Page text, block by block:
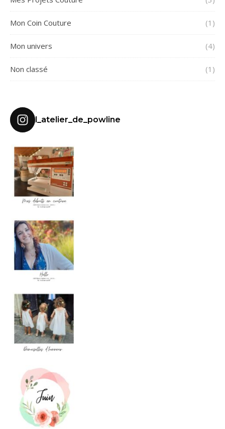
Mon Coin Couture (1)
Mon univers (4)
Non classé (1)
l_atelier_de_powline
MES DÉBUTS EN C
HELLO
Je
DEMOISELLES D’HONNEUR
Quand une amie
JUIN